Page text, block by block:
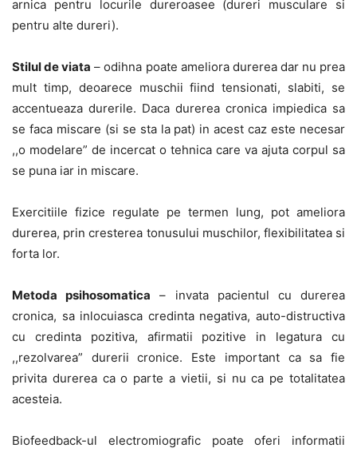
arnica pentru locurile dureroasee (dureri musculare si
pentru alte dureri).
Stilul de viata – odihna poate ameliora durerea dar nu prea
mult timp, deoarece muschii fiind tensionati, slabiti, se
accentueaza durerile. Daca durerea cronica impiedica sa
se faca miscare (si se sta la pat) in acest caz este necesar
,,o modelare” de incercat o tehnica care va ajuta corpul sa
se puna iar in miscare.
Exercitiile fizice regulate pe termen lung, pot ameliora
durerea, prin cresterea tonusului muschilor, flexibilitatea si
forta lor.
Metoda psihosomatica – invata pacientul cu durerea
cronica, sa inlocuiasca credinta negativa, auto-distructiva
cu credinta pozitiva, afirmatii pozitive in legatura cu
,,rezolvarea” durerii cronice. Este important ca sa fie
privita durerea ca o parte a vietii, si nu ca pe totalitatea
acesteia.
Biofeedback-ul electromiografic poate oferi informatii